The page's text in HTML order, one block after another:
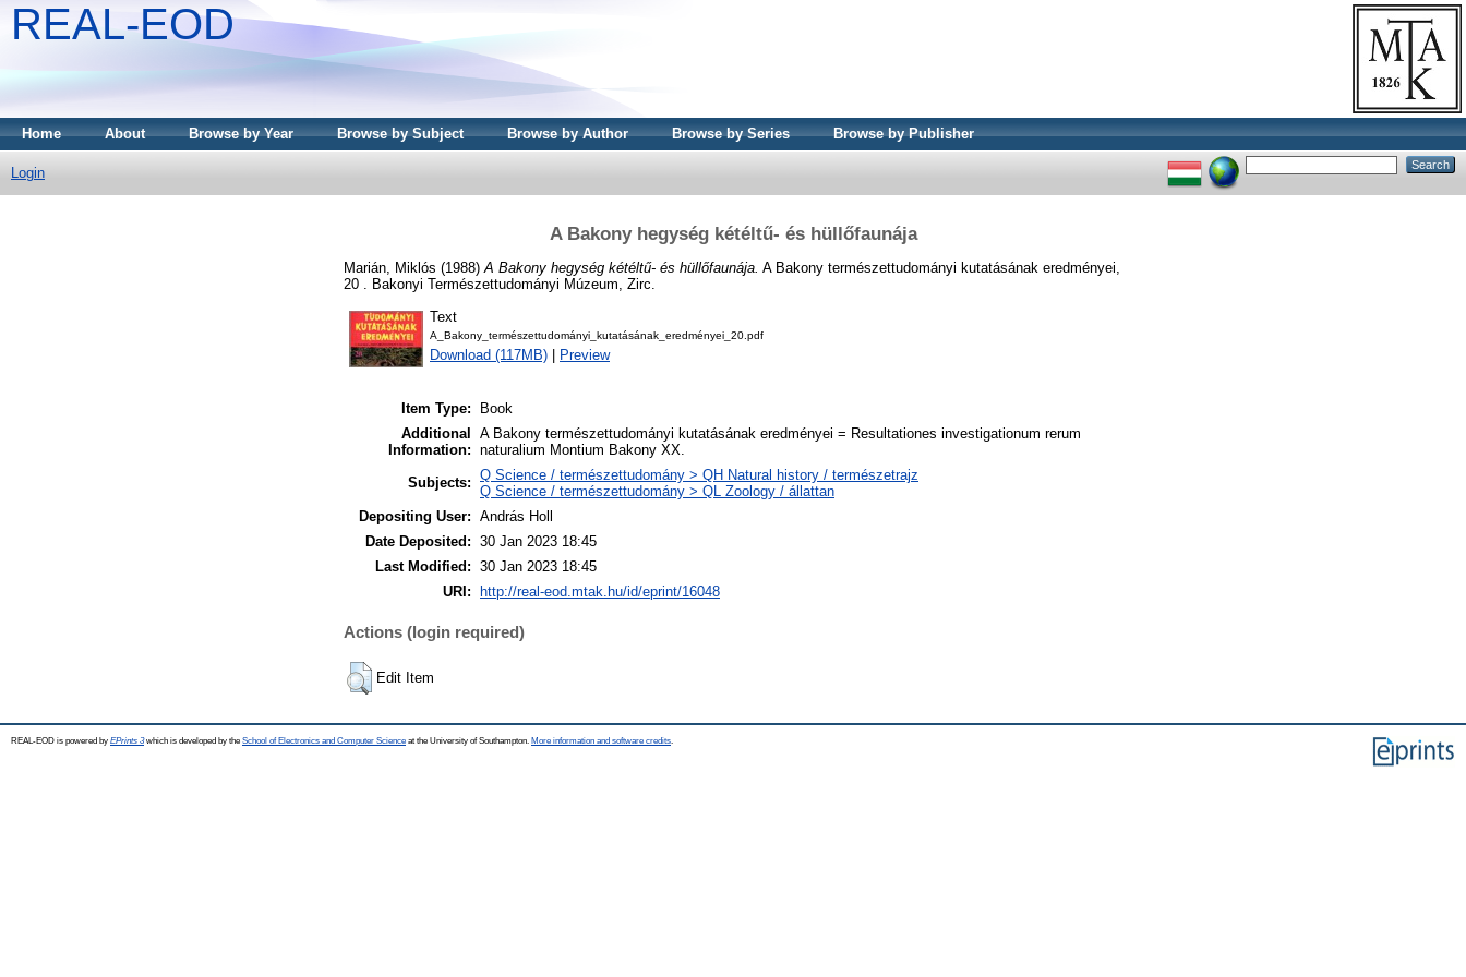
REAL-EOD
Home About Browse by Year Browse by Subject Browse by Author Browse by Series Browse by Publisher
Login
A Bakony hegység kétéltű- és hüllőfaunája
Marián, Miklós (1988) A Bakony hegység kétéltű- és hüllőfaunája. A Bakony természettudományi kutatásának eredményei,
20 . Bakonyi Természettudományi Múzeum, Zirc.
Text
A_Bakony_természettudományi_kutatásának_eredményei_20.pdf
Download (117MB) Preview
Item Type:
Book
Additional
Information:
A Bakony természettudományi kutatásának eredményei = Resultationes investigationum rerum
naturalium Montium Bakony XX.
Subjects: Q Science / természettudomány > QH Natural history / természetrajz
Q Science / természettudomány > QL Zoology / állattan
Depositing User: András Holl
Date Deposited: 30 Jan 2023 18:45
Last Modified: 30 Jan 2023 18:45
URI:
http://real-eod.mtak.hu/id/eprint/16048
Actions (login required)
Edit Item
REAL-EOD is powered by EPrints 3which is developed by the School of Electronics and Computer Science at the University of Southampton. More information and software credits